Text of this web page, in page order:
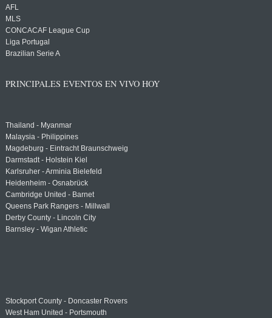
AFL
MLS
CONCACAF League Cup
Liga Portugal
Brazilian Serie A
PRINCIPALES EVENTOS EN VIVO HOY
Thailand - Myanmar
Malaysia - Philippines
Magdeburg - Eintracht Braunschweig
Darmstadt - Holstein Kiel
Karlsruher - Arminia Bielefeld
Heidenheim - Osnabrück
Cambridge United - Barnet
Queens Park Rangers - Millwall
Derby County - Lincoln City
Barnsley - Wigan Athletic
Stockport County - Doncaster Rovers
West Ham United - Portsmouth